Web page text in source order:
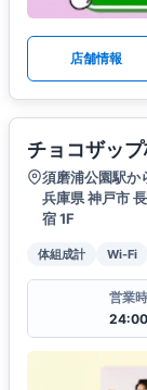
店舗情報
チョコザッ
須磨浦公園駅か
兵庫県 神戸市
宿 1F
体組成計 Wi-Fi
営業